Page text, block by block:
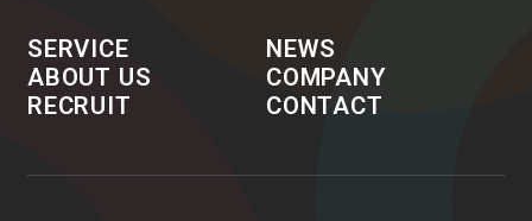
SERVICE NEWS
ABOUT US COMPANY
RECRUIT CONTACT